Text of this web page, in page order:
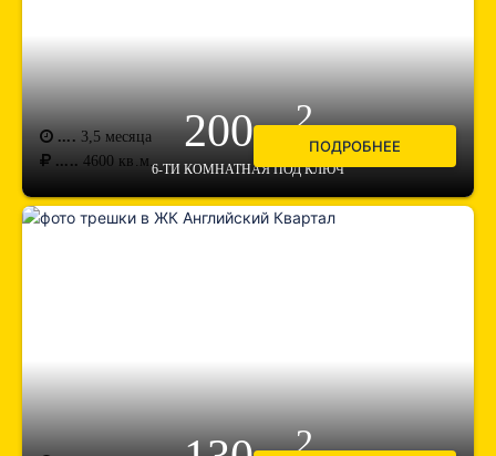
200 м2
6-ТИ КОМНАТНАЯ ПОД КЛЮЧ
.... 3,5 месяца
..... 4600 кв.м.
ПОДРОБНЕЕ
2